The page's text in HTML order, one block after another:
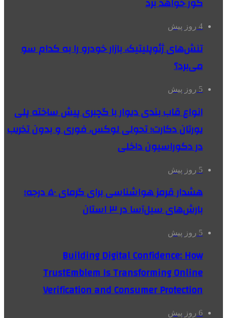
4 روز پیش
تنش‌های ژئوپلیتیک، بازار خودرو را به کدام سو
می‌برد؟
5 روز پیش
انواع قاب بندی دیوار با گچبری پیش ساخته پلی
یورتان دکارت؛ تحولی لوکس، فوری و بدون تخریب
در دکوراسیون داخلی
5 روز پیش
هشدار قرمز هواشناسی برای گرمای ۵۰ درجه؛
بارش‌های سیل‌آسا در ۳ استان
5 روز پیش
Building Digital Confidence: How
TrustEmblem Is Transforming Online
Verification and Consumer Protection
6 روز پیش